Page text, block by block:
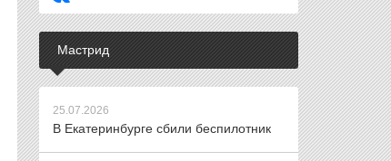
Мастрид
25.07.2026
В Екатеринбурге сбили беспилотник